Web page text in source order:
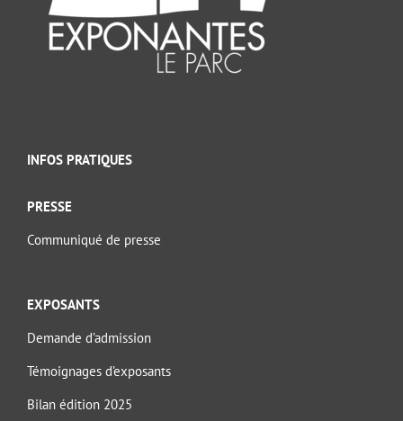
INFOS PRATIQUES
PRESSE
Communiqué de presse
EXPOSANTS
Demande d’admission
Témoignages d’exposants
Bilan édition 2025